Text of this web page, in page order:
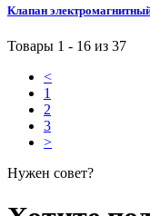
Клапан
Товары 1 - 16 из 37
<
1
2
3
>
Нужен совет?